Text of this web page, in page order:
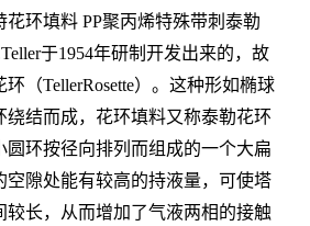
花环填料 PP聚丙烯特殊带刺泰勒
于1954年研制开发出来的，故
（TellerRosette）。这种形如椭球
绕结而成，花环填料又称泰勒花环
圆环按径向排列而组成的一个大扁
空隙处能有较高的持液量，可使塔
较长，从而增加了气液两相的接触